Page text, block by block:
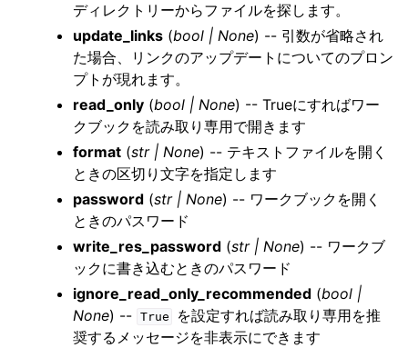
ディレクトリーからファイルを探します。
update_links (bool | None) -- 引数が省略され
た場合、リンクのアップデートについてのプロン
プトが現れます。
read_only (bool | None) -- Trueにすればワー
クブックを読み取り専用で開きます
format (str| None) -- テキストファイルを開く
ときの区切り文字を指定します
password (str| None) -- ワークブックを開く
ときのパスワード
write_res_password (str| None) -- ワークブ
ックに書き込むときのパスワード
ignore_read_only_recommended (bool |
None) -- True
を設定すれば読み取り専用を推
奨するメッセージを非表示にできます